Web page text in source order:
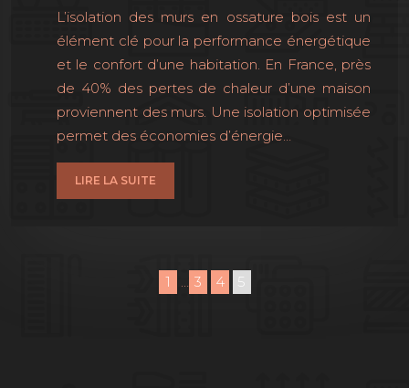
L’isolation des murs en ossature bois est un
élément clé pour la performance énergétique
et le confort d’une habitation. En France, près
de 40% des pertes de chaleur d’une maison
proviennent des murs. Une isolation optimisée
permet des économies d’énergie…
LIRE LA SUITE
1 … 3 4 5